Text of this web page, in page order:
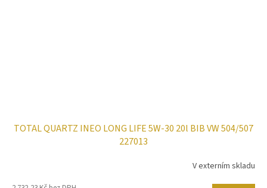
TOTAL QUARTZ INEO LONG LIFE 5W-30 20l BIB VW 504/507
227013
V externím skladu